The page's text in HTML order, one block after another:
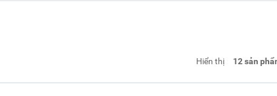
Hiển thị